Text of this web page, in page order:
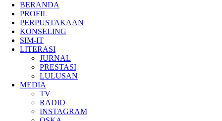
BERANDA
PROFIL
PERPUSTAKAAN
KONSELING
SIM-IT
LITERASI
JURNAL
PRESTASI
LULUSAN
MEDIA
TV
RADIO
INSTAGRAM